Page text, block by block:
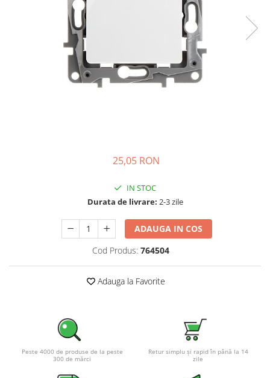
Incarcatoare acumulatori
Panouri fotovoltaice si accesorii
Panouri fotovoltaice
Sisteme prindere panouri
Convertoare de tensiune
Sisteme de stocare energie
LiFePO4
Pachete complete stocare energie
Sisteme fotovoltaice complete
Sisteme fotovoltaice de putere
mica (rulota/caravan/case de
25,05 RON
IN STOC
Durata de livrare: 2-3 zile
ADAUGA IN COS
Cod Produs: 764504
Adauga la Favorite
Peste 4000 de produse de la peste
300 de mărci
Retur simplu și rapid în până la 14
zile